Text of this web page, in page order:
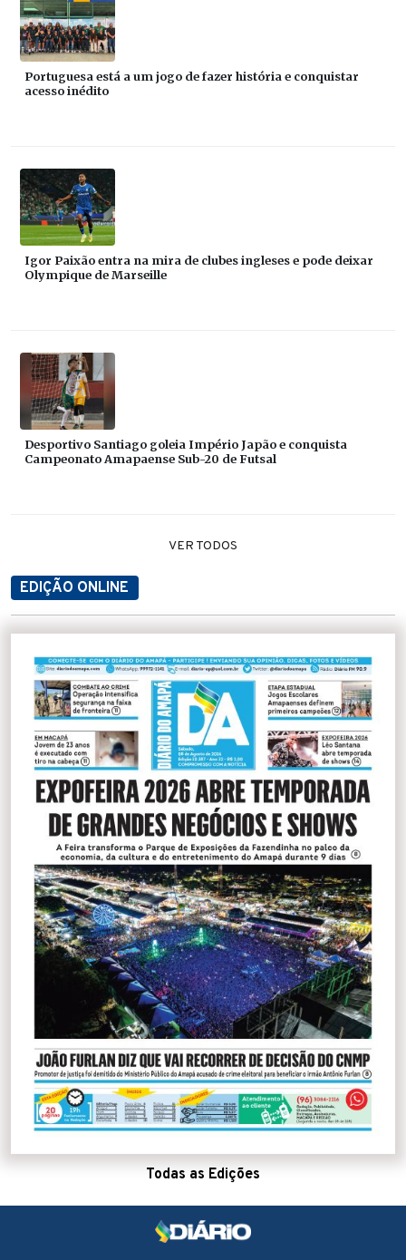
Portuguesa está a um jogo de fazer história e conquistar
acesso inédito
Igor Paixão entra na mira de clubes ingleses e pode deixar
Olympique de Marseille
Desportivo Santiago goleia Império Japão e conquista
Campeonato Amapaense Sub-20 de Futsal
VER TODOS
EDIÇÃO ONLINE
Todas as Edições